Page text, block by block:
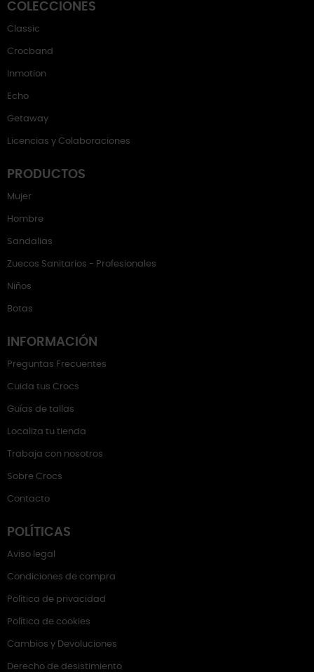
COLECCIONES
Classic
Crocband
Inmotion
Echo
Getaway
Licencias y Colaboraciones
PRODUCTOS
Mujer
Hombre
Sandalias
Zuecos Sanitarios - Profesionales
Niños
Botas
INFORMACIÓN
Preguntas Frecuentes
Cuida tus Crocs
Guías de tallas
Localiza tu tienda
Trabaja con nosotros
Sobre Crocs
Contacto
POLÍTICAS
Aviso legal
Condiciones de compra
Política de privacidad
Política de cookies
Cambios y Devoluciones
Derecho de desistimiento